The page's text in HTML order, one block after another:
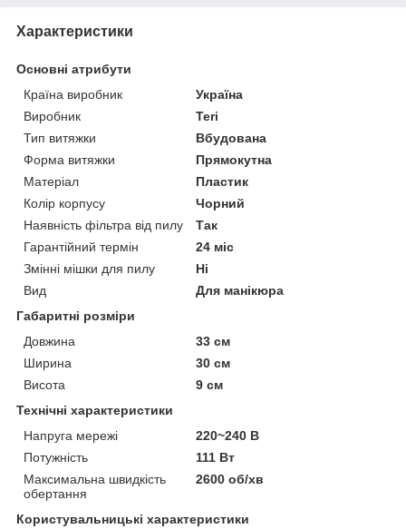
Характеристики
Основні атрибути
Країна виробник
Україна
Виробник
Teri
Тип витяжки
Вбудована
Форма витяжки
Прямокутна
Матеріал
Пластик
Колір корпусу
Чорний
Наявність фільтра від пилу
Так
Гарантійний термін
24 міс
Змінні мішки для пилу
Ні
Вид
Для манікюра
Габаритні розміри
Довжина
33 см
Ширина
30 см
Висота
9 см
Технічні характеристики
Напруга мережі
220~240 В
Потужність
111 Вт
Максимальна швидкість
обертання
2600 об/хв
Користувальницькі характеристики